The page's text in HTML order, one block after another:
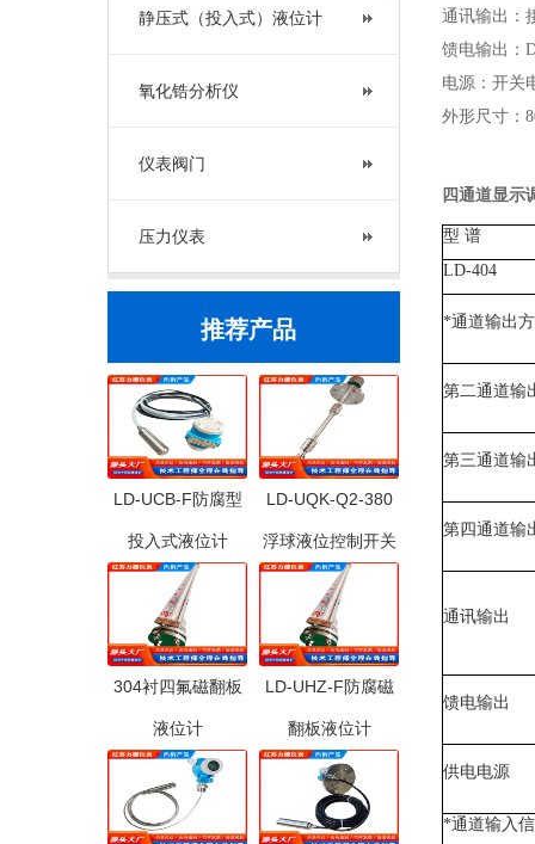
静压式（投入式）液位计
氧化锆分析仪
仪表阀门
压力仪表
推荐产品
LD-UCB-F防腐型
投入式液位计
LD-UQK-Q2-380
浮球液位控制开关
304衬四氟磁翻板
液位计
LD-UHZ-F防腐磁
翻板液位计
通讯输出：
馈电输出：
电源：开关
外形尺寸：
四通道显示
型 谱
LD-404
*通道输出
第二通道输
第三通道输
第四通道输
通讯输出
馈电输出
供电电源
*通道输入